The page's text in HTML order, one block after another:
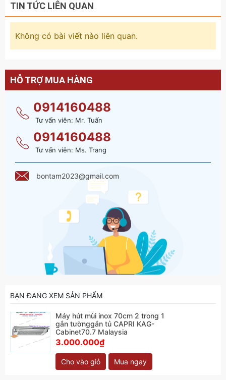
TIN TỨC LIÊN QUAN
Không có bài viết nào liên quan.
HỖ TRỢ MUA HÀNG
0914160488
Tư vấn viên: Mr. Tuấn
0914160488
Tư vấn viên: Ms. Trang
bontam2023@gmail.com
BẠN ĐANG XEM SẢN PHẨM
Máy hút mùi inox 70cm 2 trong 1
gắn tườnggắn tủ CAPRI KAG-
Cabinet70.7 Malaysia
3.000.000₫
Cho vào giỏ Mua ngay